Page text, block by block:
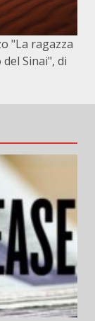
"La ragazza
Sinai", di